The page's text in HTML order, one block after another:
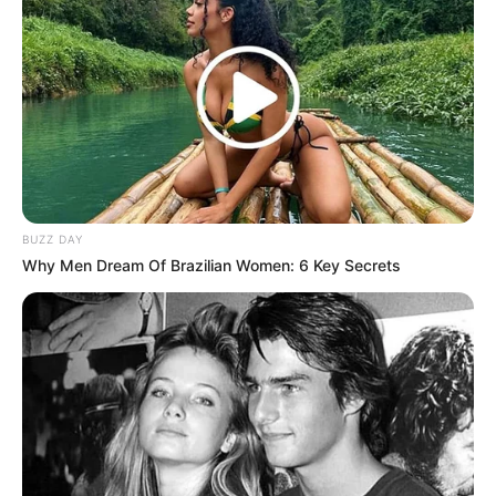
kuwari ladki sapne me khud ki shadi
dekhna सच्चाई
November 16, 2024 byadmin
BUZZ DAY
Why Men Dream Of Brazilian Women: 6 Key Secrets